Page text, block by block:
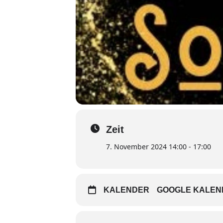
Zeit
7. November 2024 14:00 - 17:00
KALENDER GOOGLE